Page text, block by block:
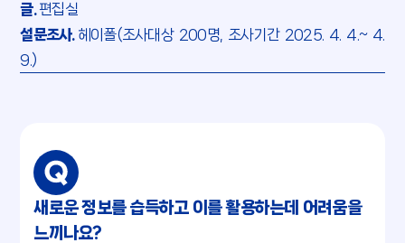
글.편집실
설문조사. 헤이폴(조사대상 200명, 조사기간 2025. 4. 4.~ 4.
9.)
새로운 정보를 습득하고 이를 활용하는데 어려움을
느끼나요?